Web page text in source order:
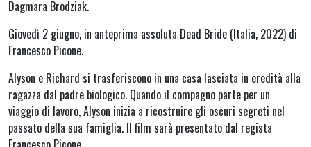
Dagmara Brodziak.
Giovedì 2 giugno, in anteprima assoluta Dead Bride (Italia, 2022) di
Francesco Picone.
Alyson e Richard si trasferiscono in una casa lasciata in eredità alla
ragazza dal padre biologico. Quando il compagno parte per un
viaggio di lavoro, Alyson inizia a ricostruire gli oscuri segreti nel
passato della sua famiglia. Il film sarà presentato dal regista